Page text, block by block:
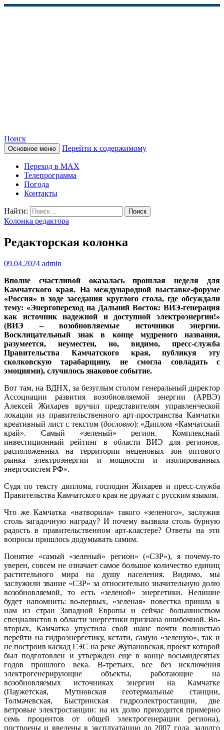
КАМЧАТСКОЕ
ИНФОРМАЦИОННОЕ
АГЕНТСТВО (КИА
«ВЕСТИ»)
Поиск
Основное меню Перейти к содержимому
Переход в MAX
Телепрограмма
Погода
Контакты
Найти:
Колонка редактора
Редакторская колонка
09.04.2024 admin
Вполне счастливой оказалась прошлая неделя для
Камчатского края. На международной выставке-форуме
«Россия» в ходе заседания круглого стола, где обсуждали
тему: «Энергопереход на Дальний Восток: ВИЭ-генерация
как источник надежной и доступной электроэнергии!»
(ВИЭ – возобновляемые источники энергии.
Восклицательный знак в конце мудреного названия,
разумеется, неуместен, но, видимо, пресс-служба
Правительства Камчатского края, публикуя эту
сколковскую тарабарщину, не смогла совладать с
эмоциями), случилось знаковое событие.
Вот там, на ВДНХ, за безуглым столом генеральный директор
Ассоциации развития возобновляемой энергии (АРВЭ)
Алексей Жихарев вручил представителям управленческой
локации из правительственного арт-пространства Камчатки
креативный лист с текстом (дословно): «Диплом «Камчатский
край». Самый «зеленый» регион. Комплексный
инвестиционный рейтинг в области ВИЭ для регионов,
расположенных на территории неценовых зон оптового
рынка электроэнергии и мощности и изолированных
энергосистем РФ».
Судя по тексту диплома, господин Жихарев и пресс-служба
Правительства Камчатского края не дружат с русским языком.
Что же Камчатка «натворила» такого «зеленого», заслужив
столь загадочную награду? И почему вызвала столь бурную
радость в правительственном арт-кластере? Ответы на эти
вопросы пришлось додумывать самим.
Понятие «самый «зеленый» регион» («СЗР»), я почему-то
уверен, совсем не означает самое большое количество единиц
растительного мира на душу населения. Видимо, мы
заслужили звание «СЗР» за относительно значительную долю
возобновляемой, то есть «зеленой» энергетики. Нелишне
будет напомнить: во-первых, «зеленая» повестка пришла к
нам из стран Западной Европы и сейчас большинством
специалистов в области энергетики признана ошибочной. Во-
вторых, Камчатка упустила свой шанс почти полностью
перейти на гидроэнергетику, кстати, самую «зеленую», так и
не построив каскад ГЭС на реке Жупановская, проект которой
был подготовлен и утвержден еще в конце восьмидесятых
годов прошлого века. В-третьих, все без исключения
электрогенерирующие объекты, работающие на
возобновляемых источниках энергии на Камчатке
(Паужетская, Мутновская геотермальные станции,
Толмачевская, Быстринская гидроэлектростанции, две
ветровые электростанции: на их долю приходится примерно
семь процентов от общей электрогенерации региона),
построены и введены в эксплуатацию до 2007 года, задолго